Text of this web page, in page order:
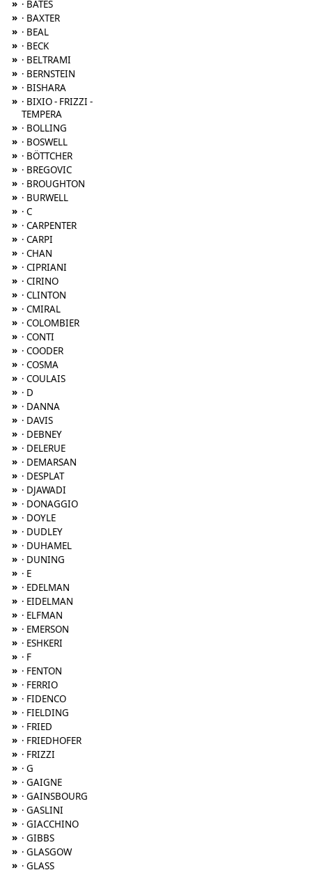
» · BATES
» · BAXTER
» · BEAL
» · BECK
» · BELTRAMI
» · BERNSTEIN
» · BISHARA
» · BIXIO - FRIZZI -
TEMPERA
» · BOLLING
» · BOSWELL
» · BÖTTCHER
» · BREGOVIC
» · BROUGHTON
» · BURWELL
» · C
» · CARPENTER
» · CARPI
» · CHAN
» · CIPRIANI
» · CIRINO
» · CLINTON
» · CMIRAL
» · COLOMBIER
» · CONTI
» · COODER
» · COSMA
» · COULAIS
» · D
» · DANNA
» · DAVIS
» · DEBNEY
» · DELERUE
» · DEMARSAN
» · DESPLAT
» · DJAWADI
» · DONAGGIO
» · DOYLE
» · DUDLEY
» · DUHAMEL
» · DUNING
» · E
» · EDELMAN
» · EIDELMAN
» · ELFMAN
» · EMERSON
» · ESHKERI
» · F
» · FENTON
» · FERRIO
» · FIDENCO
» · FIELDING
» · FRIED
» · FRIEDHOFER
» · FRIZZI
» · G
» · GAIGNE
» · GAINSBOURG
» · GASLINI
» · GIACCHINO
» · GIBBS
» · GLASGOW
» · GLASS